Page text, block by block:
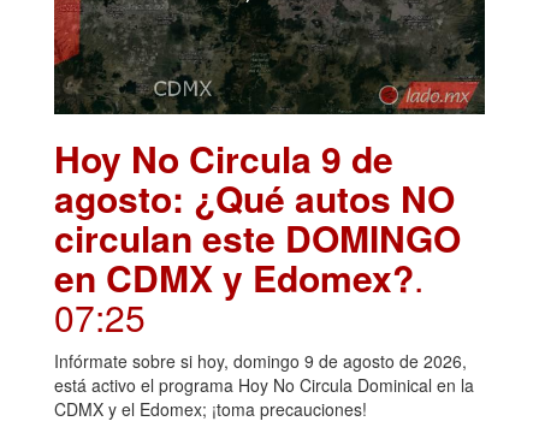
Hoy No Circula 9 de
agosto: ¿Qué autos NO
circulan este DOMINGO
en CDMX y Edomex?.
07:25
Infórmate sobre si hoy, domingo 9 de agosto de 2026,
está activo el programa Hoy No Circula Dominical en la
CDMX y el Edomex; ¡toma precauciones!